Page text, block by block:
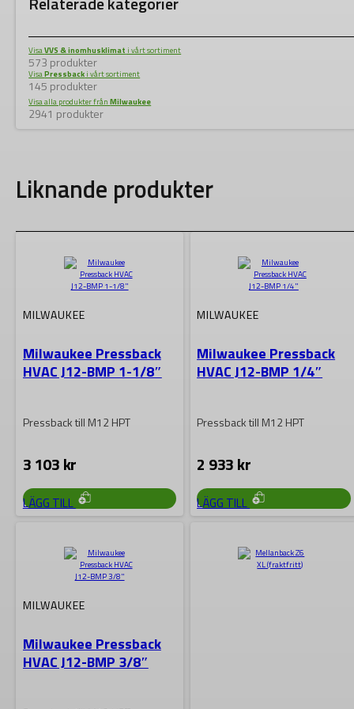
VisaVVS & inomhusklimat i vårt sortiment
573 produkter
VisaPressback i vårt sortiment
145 produkter
Visa alla produkter frånMilwaukee
2941 produkter
Liknande produkter
MILWAUKEE
Milwaukee Pressback
HVAC J12-BMP 1-1/8″
Pressback till M12 HPT
3 103kr
LÄGG TILL
MILWAUKEE
Milwaukee Pressback
HVAC J12-BMP 1/4″
Pressback till M12 HPT
2 933kr
LÄGG TILL
MILWAUKEE
Milwaukee Pressback
HVAC J12-BMP 3/8″